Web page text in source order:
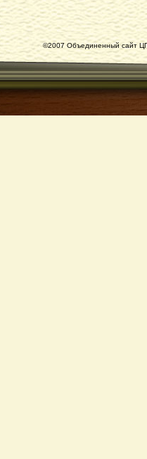
©2007 Объединенный сайт